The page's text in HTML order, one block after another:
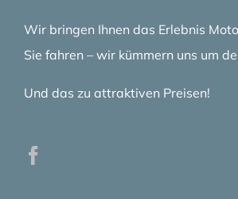
Wir bringen Ihnen das Erlebnis
Sie fahren – wir kümmern uns um
Und das zu attraktiven Preisen!